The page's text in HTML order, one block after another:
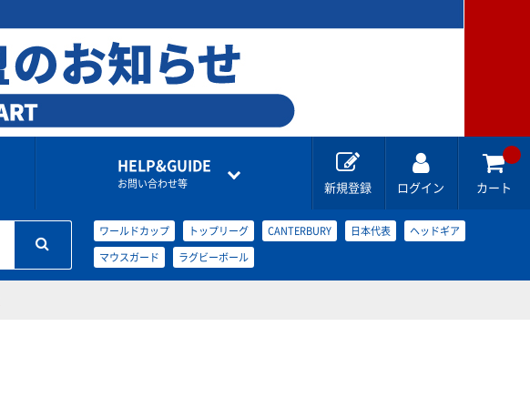
HELP&GUIDE
お問い合わせ等 新規登録 ログイン カート
ワールドカップ トップリーグ CANTERBURY 日本代表 ヘッドギア
マウスガード ラグビーボール